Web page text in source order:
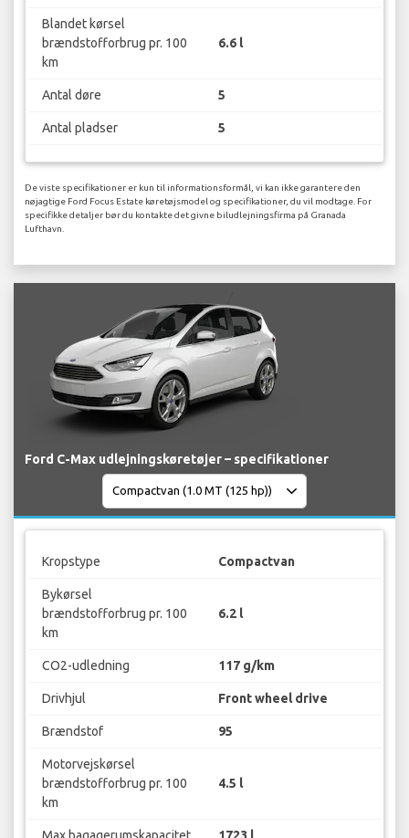
Blandet kørsel
brændstofforbrug pr. 100
km
6.6 l
Antal døre 5
Antal pladser 5
De viste specifikationer er kun til informationsformål, vi kan ikke garantere den
nøjagtige Ford Focus Estate køretøjsmodel og specifikationer, du vil modtage. For
specifikke detaljer bør du kontakte det givne biludlejningsfirma på Granada
Lufthavn.
Ford C-Max udlejningskøretøjer – specifikationer
Kropstype Compactvan
Bykørsel
brændstofforbrug pr. 100
km
6.2 l
CO2-udledning 117 g/km
Drivhjul Front wheel drive
Brændstof 95
Motorvejskørsel
brændstofforbrug pr. 100
km
4.5 l